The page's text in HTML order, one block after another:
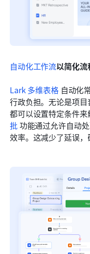
自动化工作流以简化流
Lark 多维表格 自动化
行政负担。无论是项
都可以设置特定条件来
批 功能通过允许自动
效率。这减少了延误，